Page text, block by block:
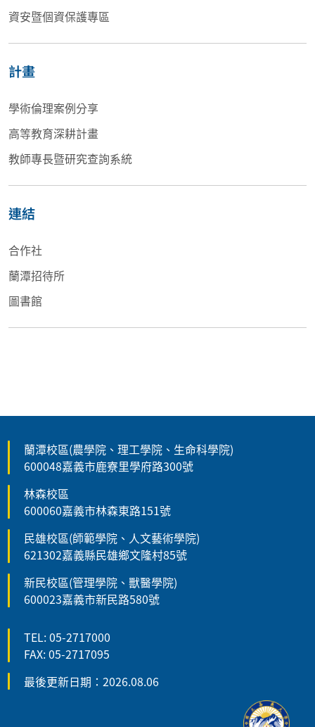
資安暨個資保護專區
計畫
學術倫理案例分享
高等教育深耕計畫
教師專長暨研究查詢系統
連結
合作社
蘭潭招待所
圖書館
蘭潭校區(農學院、理工學院、生命科學院)
600048嘉義市鹿寮里學府路300號
林森校區
600060嘉義市林森東路151號
民雄校區(師範學院、人文藝術學院)
621302嘉義縣民雄鄉文隆村85號
新民校區(管理學院、獸醫學院)
600023嘉義市新民路580號
TEL: 05-2717000
FAX: 05-2717095
最後更新日期：2026.08.06